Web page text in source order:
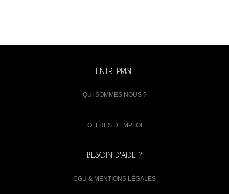
ENTREPRISE
QUI SOMMES NOUS ?
OFFRES D'EMPLOI
BESOIN D'AIDE ?
CGU & MENTIONS LÉGALES